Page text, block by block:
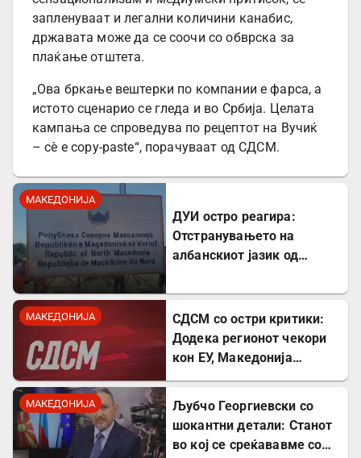
запленуваат и легални количини канабис,
државата може да се соочи со обврска за
плаќање отштета.
„Ова бркање вештерки по компании е фарса, а
истото сценарио се гледа и во Србија. Целата
кампања се спроведува по рецептот на Вучиќ
– сè е copy-paste“, порачуваат од СДСМ.
МАКЕДОНИЈА
ДУИ остро реагира:
Отстранувањето на
албанскиот јазик од
тешка провокација
МАКЕДОНИЈА
СДСМ со остри критики:
Додека регионот чекори
кон ЕУ, Македонија
МАКЕДОНИЈА
Љубчо Георгиевски со
шокантни детали: Станот
во кој се среќававме со